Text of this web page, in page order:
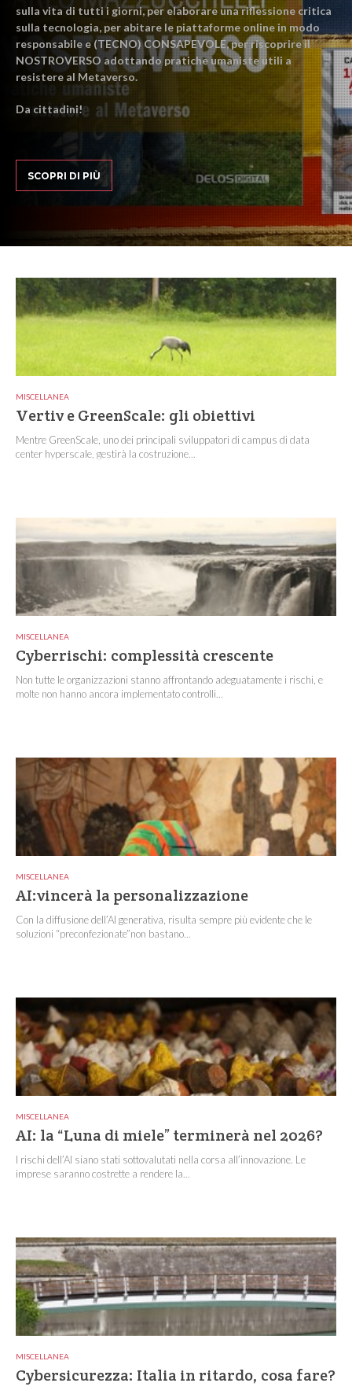
sulla vita di tutti i giorni, per elaborare una riflessione critica
sulla tecnologia, per abitare le piattaforme online in modo
responsabile e (TECNO) CONSAPEVOLE, per riscoprire il
NOSTROVERSO adottando pratiche umaniste utili a
resistere al Metaverso.
Da cittadini!
SCOPRI DI PIÙ
MISCELLANEA
Vertiv e GreenScale: gli obiettivi
Mentre GreenScale, uno dei principali sviluppatori di campus di data
center hyperscale, gestirà la costruzione...
MISCELLANEA
Cyberrischi: complessità crescente
Non tutte le organizzazioni stanno affrontando adeguatamente i rischi, e
molte non hanno ancora implementato controlli...
MISCELLANEA
AI:vincerà la personalizzazione
Con la diffusione dell’AI generativa, risulta sempre più evidente che le
soluzioni “preconfezionate”non bastano...
MISCELLANEA
AI: la “Luna di miele” terminerà nel 2026?
I rischi dell’AI siano stati sottovalutati nella corsa all’innovazione. Le
imprese saranno costrette a rendere la...
MISCELLANEA
Cybersicurezza: Italia in ritardo, cosa fare?